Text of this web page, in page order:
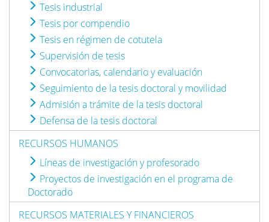
Tesis industrial
Tesis por compendio
Tesis en régimen de cotutela
Supervisión de tesis
Convocatorias, calendario y evaluación
Seguimiento de la tesis doctoral y movilidad
Admisión a trámite de la tesis doctoral
Defensa de la tesis doctoral
RECURSOS HUMANOS
Líneas de investigación y profesorado
Proyectos de investigación en el programa de
Doctorado
RECURSOS MATERIALES Y FINANCIEROS